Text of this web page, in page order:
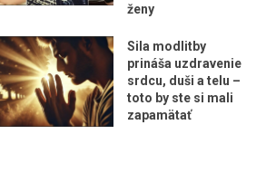
ženy
Sila modlitby
prináša uzdravenie
srdcu, duši a telu –
toto by ste si mali
zapamätať